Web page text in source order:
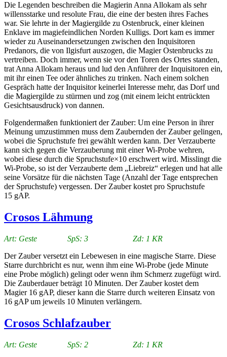
Die Legenden beschreiben die Magierin Anna Allokam als sehr
willensstarke und resolute Frau, die eine der besten ihres Faches
war. Sie lehrte in der Magiergilde zu Ostenbruck, einer kleinen
Enklave im magiefeindlichen Norden Kulligs. Dort kam es immer
wieder zu Auseinandersetzungen zwischen den Inquisitoren
Predanors, die von Ilgisfurt auszogen, die Magier Ostenbrucks zu
vertreiben. Doch immer, wenn sie vor den Toren des Ortes standen,
trat Anna Allokam heraus und lud den Anführer der Inquisitoren ein,
mit ihr einen Tee oder ähnliches zu trinken. Nach einem solchen
Gespräch hatte der Inquisitor keinerlei Interesse mehr, das Dorf und
die Magiergilde zu stürmen und zog (mit einem leicht entrückten
Gesichtsausdruck) von dannen.
Folgendermaßen funktioniert der Zauber: Um eine Person in ihrer
Meinung umzustimmen muss dem Zaubernden der Zauber gelingen,
wobei die Spruchstufe frei gewählt werden kann. Der Verzauberte
kann sich gegen die Verzauberung mit einer Wi-Probe wehren,
wobei diese durch die Spruchstufe×10 erschwert wird. Misslingt die
Wi-Probe, so ist der Verzauberte dem „Liebreiz“ erlegen und hat alle
seine Vorsätze für die nächsten Tage (Anzahl der Tage entsprechen
der Spruchstufe) vergessen. Der Zauber kostet pro Spruchstufe
15 gAP.
Crosos Lähmung
Art: Geste SpS: 3 Zd: 1 KR
Der Zauber versetzt ein Lebewesen in eine magische Starre. Diese
Starre durchbricht es nur, wenn ihm eine Wi-Probe (jede Minute
eine Probe möglich) gelingt oder wenn ihm Schmerz zugefügt wird.
Die Zauberdauer beträgt 10 Minuten. Der Zauber kostet dem
Magier 16 gAP, dieser kann die Starre durch weiteren Einsatz von
16 gAP um jeweils 10 Minuten verlängern.
Crosos Schlafzauber
Art: Geste SpS: 2 Zd: 1 KR